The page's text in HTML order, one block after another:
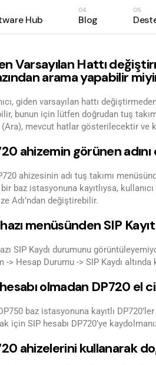
Hub
Hub
Blog
Ekosistemi
Çözümleri
Çözümleri
& IP Kameralar
Hoparlörü
Software Hub
ProReport
ProAI
Varsayılan Hattı
arama yapabilir
giden varsayılan hattı
bunun için lütfen doğrudan tuş
(Ara), mevcut hatlar gösterilecektir ve
ahizemin görünen
ahizesinin adı tuş takımı
baz istasyonuna kayıtlıysa,
Adı’ndan değiştirebilir.
menüsünden SIP
SIP Kaydı durumunu
-> Hesap Durumu -> SIP Kaydı
olmadan DP720 el
baz istasyonuna kayıtlı
için SIP hesabı DP720’ye
ahizelerini kullanarak